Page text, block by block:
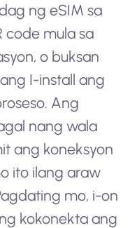
ng eSIM sa
code mula sa
o buksan
I-install ang
Ang
nang wala
ang koneksyon
ito ilang araw
mo, i-on
kokonekta ang